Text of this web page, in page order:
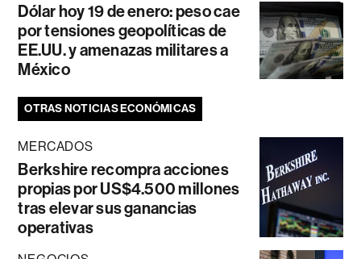
Dólar hoy 19 de enero: peso cae
por tensiones geopolíticas de
EE.UU. y amenazas militares a
México
OTRAS NOTICIAS ECONÓMICAS
MERCADOS
Berkshire recompra acciones
propias por US$4.500 millones
tras elevar sus ganancias
operativas